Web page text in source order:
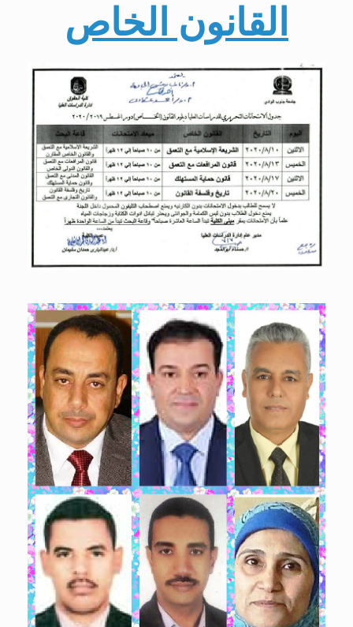
القانون الخاص